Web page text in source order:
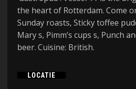
the heart of Rotterdam. Come
Sunday roasts, Sticky toffee
Mary s, Pimm’s cups s, Punch
beer. Cuisine: British.
LOCATIE